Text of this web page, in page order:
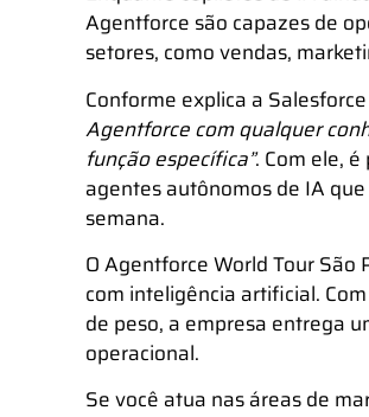
Agentforce são capazes de
setores, como vendas,
Conforme explica a
Agentforce com qualquer
função específica”. Com ele,
agentes autônomos de IA
semana.
OAgentforce World Tour São
com inteligência artificial.
de peso, a empresa entrega
operacional.
Se você atua nas áreas de